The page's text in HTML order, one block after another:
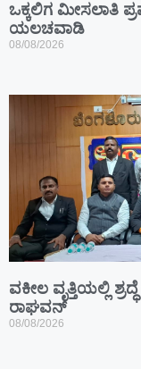
ಒಕ್ಕಲಿಗ ಮೀಸಲಾತಿ
ಯಲಚವಾಡಿ
08/08/2026
ವಕೀಲ ವೃತ್ತಿಯಲ್ಲಿ
ರಾಘವನ್
08/08/2026